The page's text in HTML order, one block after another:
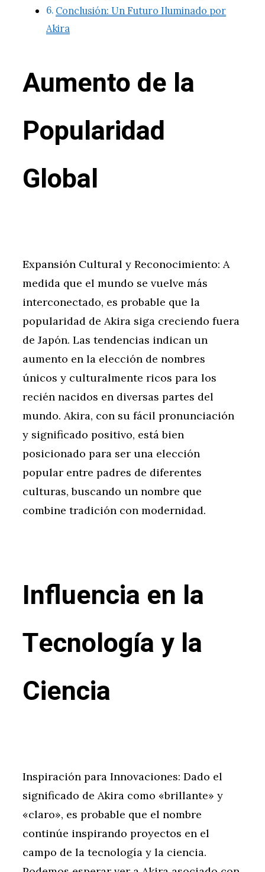
Conclusión: Un Futuro Iluminado por
Akira
Aumento de la
Popularidad
Global
Expansión Cultural y Reconocimiento: A
medida que el mundo se vuelve más
interconectado, es probable que la
popularidad de Akira siga creciendo fuera
de Japón. Las tendencias indican un
aumento en la elección de nombres
únicos y culturalmente ricos para los
recién nacidos en diversas partes del
mundo. Akira, con su fácil pronunciación
y significado positivo, está bien
posicionado para ser una elección
popular entre padres de diferentes
culturas, buscando un nombre que
combine tradición con modernidad.
Influencia en la
Tecnología y la
Ciencia
Inspiración para Innovaciones: Dado el
significado de Akira como «brillante» y
«claro», es probable que el nombre
continúe inspirando proyectos en el
campo de la tecnología y la ciencia.